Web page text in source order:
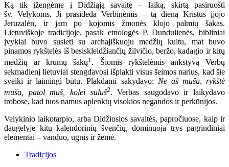
Ką tik įžengėme į Didžiąją savaitę – laiką, skirtą pasiruošti
šv. Velykoms. Ji prasideda Verbinėmis – tą dieną Kristus įjojo
Jeruzalėn, ir jam po kojomis žmonės klojo palmių šakas.
Lietuviškoje tradicijoje, pasak etnologės P. Dundulienės, bibliniai
įvykiai buvo susieti su archajiškuoju medžių kultu, mat buvo
pinamos rykštelės iš besiskleidžiančių žilvičio, beržo, kadagio ir kitų
medžių ar krūmų šakų1 . Šiomis rykštelėmis ankstyvą Verbų
sekmadienį lietuviai stengdavosi išplakti visus šeimos narius, kad šie
sveiki ir laimingi būtų. Plakdami sakydavo: Ne aš mušu, rykštė
muša, patol muš, kolei suluš2. Verbas saugodavo ir laikydavo
trobose, kad tuos namus aplenktų visokios negandos ir perkūnijos.
Velykinio laikotarpio, arba Didžiosios savaitės, papročiuose, kaip ir
daugelyje kitų kalendorinių švenčių, dominuoja trys pagrindiniai
elementai – vanduo, ugnis ir žemė.
Tradicijos